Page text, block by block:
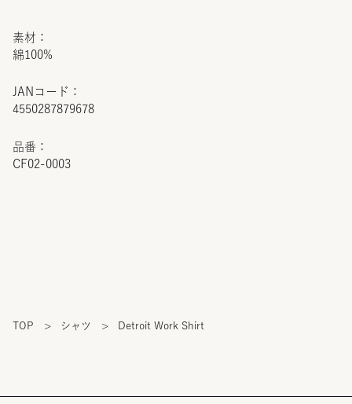
JANコード：
4550287879678
品番：
CF02-0003
素材：
綿100%
TOP > シャツ > Detroit Work Shirt